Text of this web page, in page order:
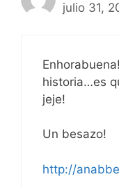
julio 31,
historia…es
jeje!
Un besazo!
http://